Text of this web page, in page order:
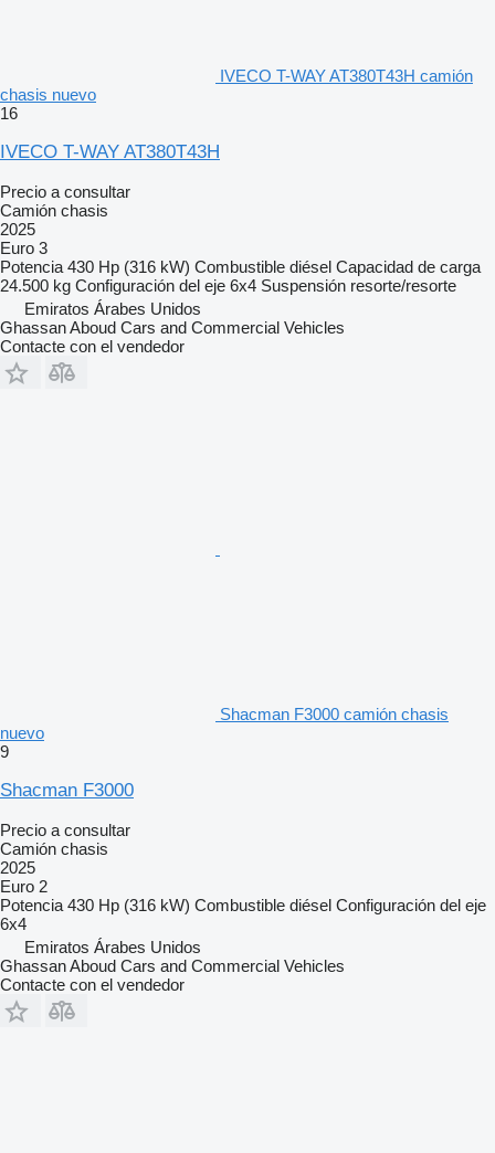
IVECO T-WAY AT380T43H camión
chasis nuevo
16
IVECO T-WAY AT380T43H
Precio a consultar
Camión chasis
2025
Euro 3
Potencia 430 Hp (316 kW) Combustible diésel Capacidad de carga
24.500 kg Configuración del eje 6x4 Suspensión resorte/resorte
Emiratos Árabes Unidos
Ghassan Aboud Cars and Commercial Vehicles
Contacte con el vendedor
Shacman F3000 camión chasis
nuevo
9
Shacman F3000
Precio a consultar
Camión chasis
2025
Euro 2
Potencia 430 Hp (316 kW) Combustible diésel Configuración del eje
6x4
Emiratos Árabes Unidos
Ghassan Aboud Cars and Commercial Vehicles
Contacte con el vendedor